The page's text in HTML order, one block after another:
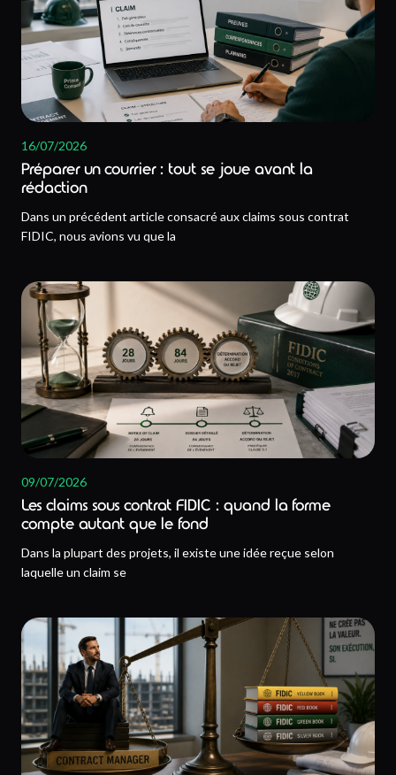
16/07/2026
Préparer un courrier : tout se joue avant la
rédaction
Dans un précédent article consacré aux claims sous contrat
FIDIC, nous avions vu que la
09/07/2026
Les claims sous contrat FIDIC : quand la forme
compte autant que le fond
Dans la plupart des projets, il existe une idée reçue selon
laquelle un claim se